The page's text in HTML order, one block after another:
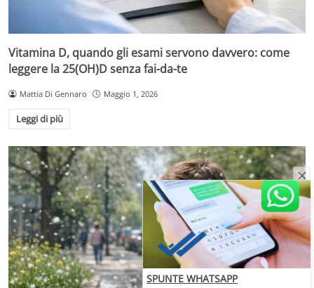
Vitamina D, quando gli esami servono davvero: come
leggere la 25(OH)D senza fai-da-te
Mattia Di Gennaro Maggio 1, 2026
Leggi di più
SPUNTE WHATSAPP